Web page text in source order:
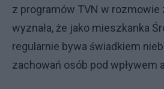
z programów TVN w rozmowie
wyznała, że jako mieszkanka
regularnie bywa świadkiem
zachowań osób pod wpływem